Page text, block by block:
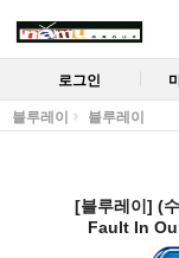
로그인
블루레이 블루레이
[블루레이] (
Fault In